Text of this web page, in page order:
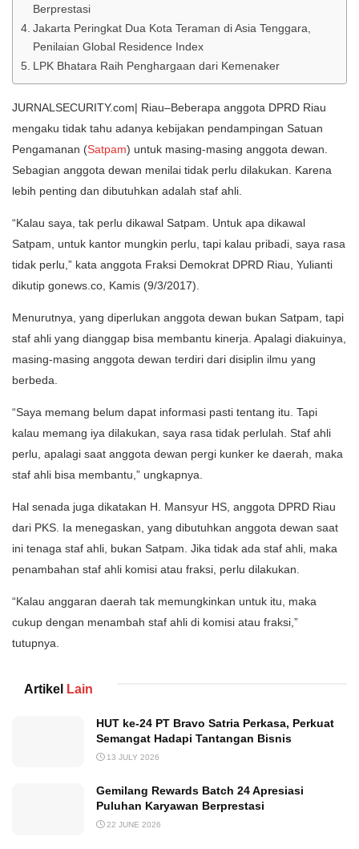
Berprestasi
Jakarta Peringkat Dua Kota Teraman di Asia Tenggara,
Penilaian Global Residence Index
LPK Bhatara Raih Penghargaan dari Kemenaker
JURNALSECURITY.com| Riau–Beberapa anggota DPRD Riau
mengaku tidak tahu adanya kebijakan pendampingan Satuan
Pengamanan (Satpam) untuk masing-masing anggota dewan.
Sebagian anggota dewan menilai tidak perlu dilakukan. Karena
lebih penting dan dibutuhkan adalah staf ahli.
“Kalau saya, tak perlu dikawal Satpam. Untuk apa dikawal
Satpam, untuk kantor mungkin perlu, tapi kalau pribadi, saya rasa
tidak perlu,” kata anggota Fraksi Demokrat DPRD Riau, Yulianti
dikutip gonews.co, Kamis (9/3/2017).
Menurutnya, yang diperlukan anggota dewan bukan Satpam, tapi
staf ahli yang dianggap bisa membantu kinerja. Apalagi diakuinya,
masing-masing anggota dewan terdiri dari disiplin ilmu yang
berbeda.
“Saya memang belum dapat informasi pasti tentang itu. Tapi
kalau memang iya dilakukan, saya rasa tidak perlulah. Staf ahli
perlu, apalagi saat anggota dewan pergi kunker ke daerah, maka
staf ahli bisa membantu,” ungkapnya.
Hal senada juga dikatakan H. Mansyur HS, anggota DPRD Riau
dari PKS. Ia menegaskan, yang dibutuhkan anggota dewan saat
ini tenaga staf ahli, bukan Satpam. Jika tidak ada staf ahli, maka
penambahan staf ahli komisi atau fraksi, perlu dilakukan.
“Kalau anggaran daerah tak memungkinkan untuk itu, maka
cukup dengan menambah staf ahli di komisi atau fraksi,”
tutupnya.
Artikel Lain
HUT ke-24 PT Bravo Satria Perkasa, Perkuat
Semangat Hadapi Tantangan Bisnis
13 JULY 2026
Gemilang Rewards Batch 24 Apresiasi
Puluhan Karyawan Berprestasi
22 JUNE 2026